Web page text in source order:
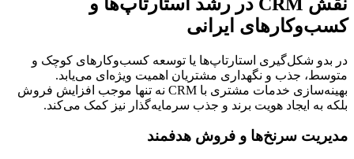
نقش CRM در رشد استارتاپ‌ها و
کسب‌وکارهای ایرانی
در بدو شکل‌گیری استارتاپ‌ها یا توسعه کسب‌وکارهای کوچک و
متوسط، جذب و نگهداری مشتریان اهمیت ویژه‌ای می‌یابد.
بهینه‌سازی خدمات مشتری با CRM نه تنها موجب افزایش فروش
بلکه به ایجاد هویت برند و جذب سرمایه‌گذار نیز کمک می‌کند.
مدیریت سرنخ‌ها و فروش هدفمند